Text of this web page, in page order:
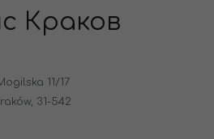
Краков
11/17
31-542